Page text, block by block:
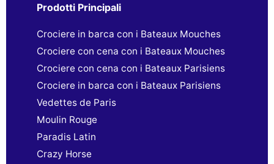
Prodotti Principali
Crociere in barca con i Bateaux Mouches
Crociere con cena con i Bateaux Mouches
Crociere con cena con i Bateaux Parisiens
Crociere in barca con i Bateaux Parisiens
Vedettes de Paris
Moulin Rouge
Paradis Latin
Crazy Horse